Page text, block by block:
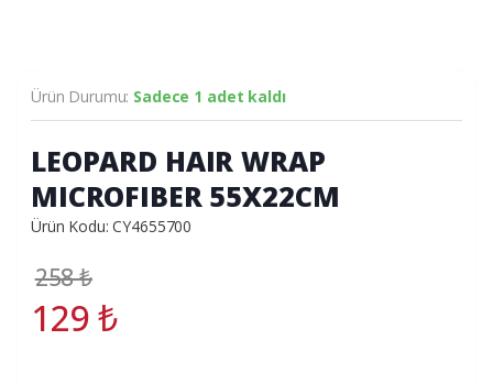
Ürün Durumu: Sadece 1 adet kaldı
LEOPARD HAIR WRAP
MICROFIBER 55X22CM
Ürün Kodu: CY4655700
258₺
129₺